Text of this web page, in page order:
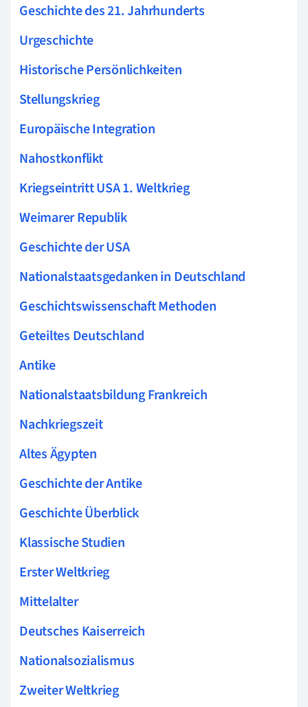
Geschichte des 21. Jahrhunderts
Urgeschichte
Historische Persönlichkeiten
Stellungskrieg
Europäische Integration
Nahostkonflikt
Kriegseintritt USA 1. Weltkrieg
Weimarer Republik
Geschichte der USA
Nationalstaatsgedanken in Deutschland
Geschichtswissenschaft Methoden
Geteiltes Deutschland
Antike
Nationalstaatsbildung Frankreich
Nachkriegszeit
Altes Ägypten
Geschichte der Antike
Geschichte Überblick
Klassische Studien
Erster Weltkrieg
Mittelalter
Deutsches Kaiserreich
Nationalsozialismus
Zweiter Weltkrieg